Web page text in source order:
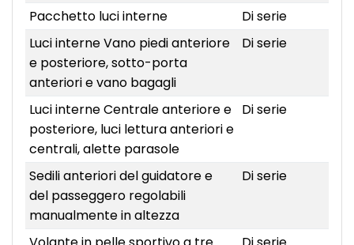
Pacchetto luci interne
Di serie
Luci interne Vano piedi anteriore
e posteriore, sotto-porta
anteriori e vano bagagli
Di serie
Luci interne Centrale anteriore e
posteriore, luci lettura anteriori e
centrali, alette parasole
Di serie
Sedili anteriori del guidatore e
del passeggero regolabili
manualmente in altezza
Di serie